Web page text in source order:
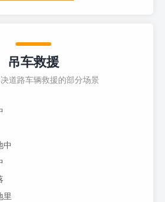
吊车救援
道路车辆救援的部分场景
中
里